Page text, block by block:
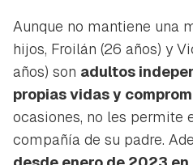
Aunque no mantiene una
hijos, Froilán (26 años) y
años) son adultos
propias vidas y
ocasiones, no les permite
compañía de su padre.